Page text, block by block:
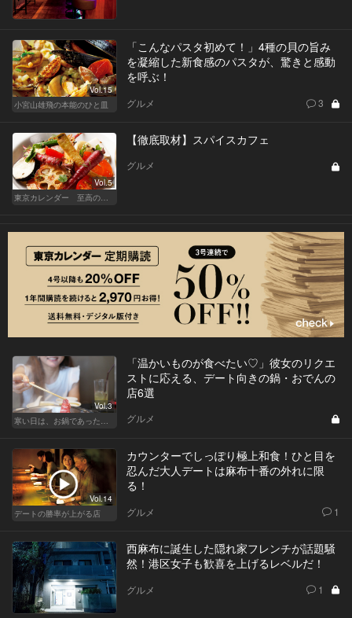
Vol.15
小宮山雄飛の本能のひと皿
「こんなパスタ初めて！」4種の貝の旨み
を凝縮した新食感のパスタが、驚きと感動
を呼ぶ！
グルメ 3
Vol.5
東京カレンダー 至高の名店シリーズ
【徹底取材】スパイスカフェ
グルメ
Vol.3
寒い日は、お鍋であったかデート！東京の名店へ
「温かいものが食べたい♡」彼女のリクエ
ストに応える、デート向きの鍋・おでんの
店6選
グルメ
Vol.14
デートの勝率が上がる店
カウンターでしっぽり極上和食！ひと目を
忍んだ大人デートは麻布十番の外れに限
る！
グルメ 1
西麻布に誕生した隠れ家フレンチが話題騒
然！港区女子も歓喜を上げるレベルだ！
グルメ 1